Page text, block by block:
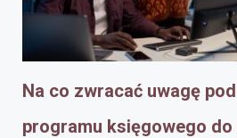
Na co zwracać uwagę
programu księgowego do